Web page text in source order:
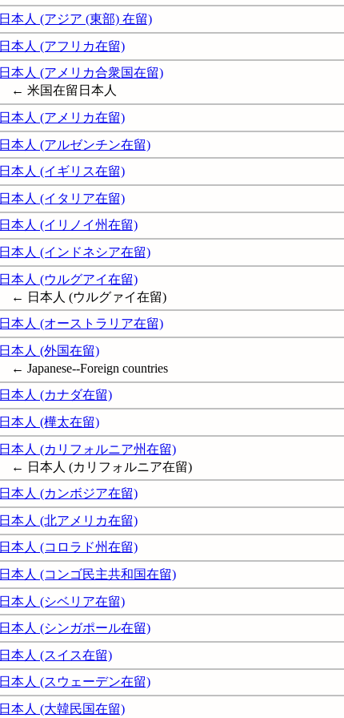
日本人 (アジア (東部) 在留)
日本人 (アフリカ在留)
日本人 (アメリカ合衆国在留)
← 米国在留日本人
日本人 (アメリカ在留)
日本人 (アルゼンチン在留)
日本人 (イギリス在留)
日本人 (イタリア在留)
日本人 (イリノイ州在留)
日本人 (インドネシア在留)
日本人 (ウルグアイ在留)
← 日本人 (ウルグァイ在留)
日本人 (オーストラリア在留)
日本人 (外国在留)
← Japanese--Foreign countries
日本人 (カナダ在留)
日本人 (樺太在留)
日本人 (カリフォルニア州在留)
← 日本人 (カリフォルニア在留)
日本人 (カンボジア在留)
日本人 (北アメリカ在留)
日本人 (コロラド州在留)
日本人 (コンゴ民主共和国在留)
日本人 (シベリア在留)
日本人 (シンガポール在留)
日本人 (スイス在留)
日本人 (スウェーデン在留)
日本人 (大韓民国在留)